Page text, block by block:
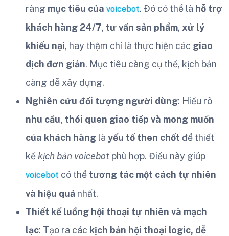
ràng mục tiêu của voicebot. Đó có thể là hỗ trợ
khách hàng 24/7, tư vấn sản phẩm, xử lý
khiếu nại, hay thậm chí là thực hiện các giao
dịch đơn giản. Mục tiêu càng cụ thể, kịch bản
càng dễ xây dựng.
Nghiên cứu đối tượng người dùng: Hiểu rõ
nhu cầu, thói quen giao tiếp và mong muốn
của khách hàng là yếu tố then chốt để thiết
kế kịch bản voicebot phù hợp. Điều này giúp
voicebot có thể tương tác một cách tự nhiên
và hiệu quả nhất.
Thiết kế luồng hội thoại tự nhiên và mạch
lạc: Tạo ra các kịch bản hội thoại logic, dễ